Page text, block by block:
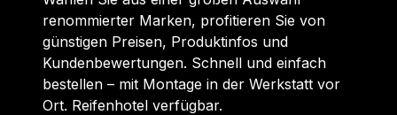
renommierter Marken, profitieren Sie von
günstigen Preisen, Produktinfos und
Kundenbewertungen. Schnell und einfach
bestellen – mit Montage in der Werkstatt vor
Ort. Reifenhotel verfügbar.